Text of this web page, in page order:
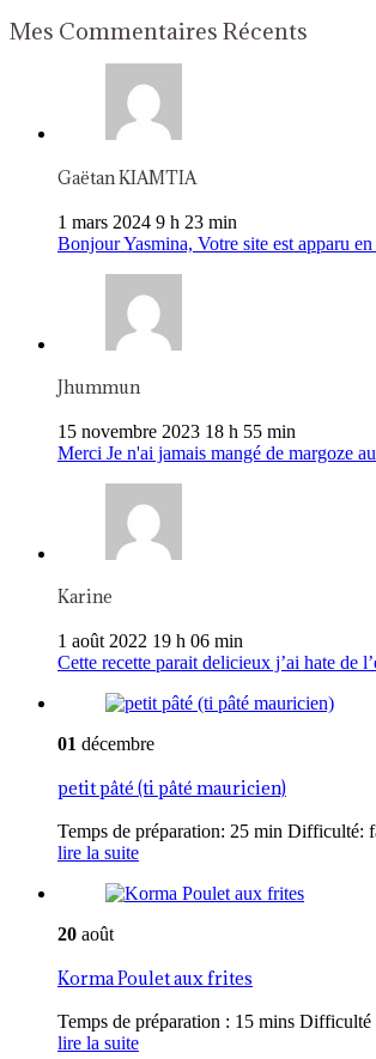
Mes Commentaires Récents
Gaëtan KIAMTIA
1 mars 2024 9 h 23 min
Bonjour Yasmina, Votre site est apparu
Jhummun
15 novembre 2023 18 h 55 min
Merci Je n'ai jamais mangé de margoze
Karine
1 août 2022 19 h 06 min
Cette recette parait delicieux j’ai hate de
01 décembre
petit pâté (ti pâté mauricien)
Temps de préparation: 25 min Difficulté:
lire la suite
20 août
Korma Poulet aux frites
Temps de préparation : 15 mins
lire la suite